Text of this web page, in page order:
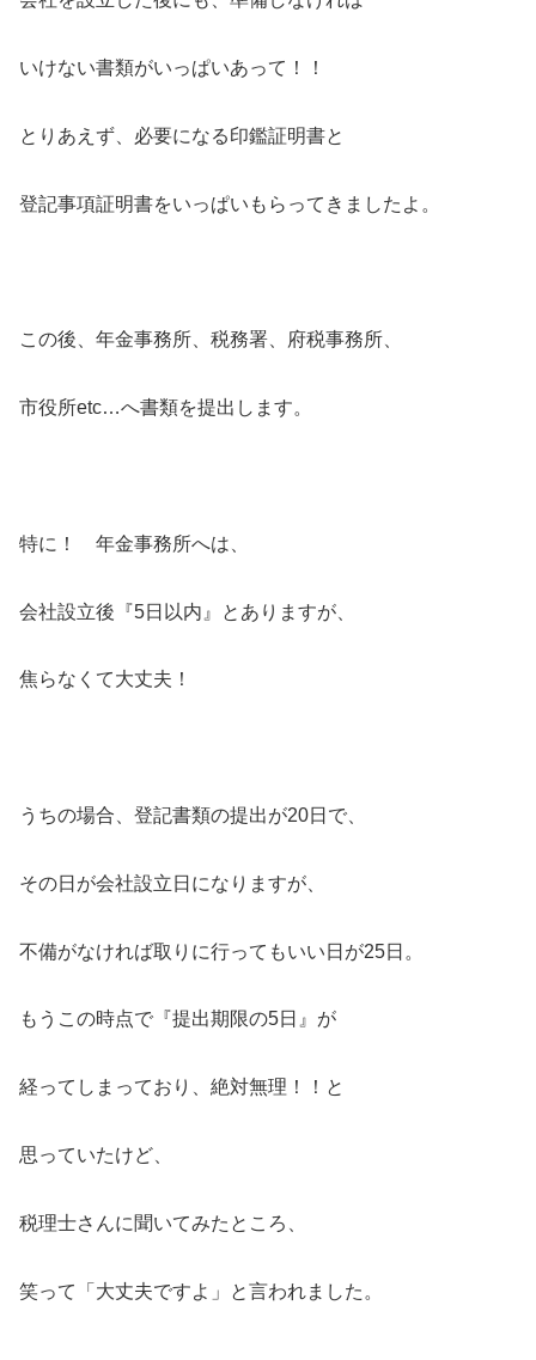
いけない書類がいっぱいあって！！
とりあえず、必要になる印鑑証明書と
登記事項証明書をいっぱいもらってきましたよ。
この後、年金事務所、税務署、府税事務所、
市役所etc…へ書類を提出します。
特に！ 年金事務所へは、
会社設立後『5日以内』とありますが、
焦らなくて大丈夫！
うちの場合、登記書類の提出が20日で、
その日が会社設立日になりますが、
不備がなければ取りに行ってもいい日が25日。
もうこの時点で『提出期限の5日』が
経ってしまっており、絶対無理！！と
思っていたけど、
税理士さんに聞いてみたところ、
笑って「大丈夫ですよ」と言われました。